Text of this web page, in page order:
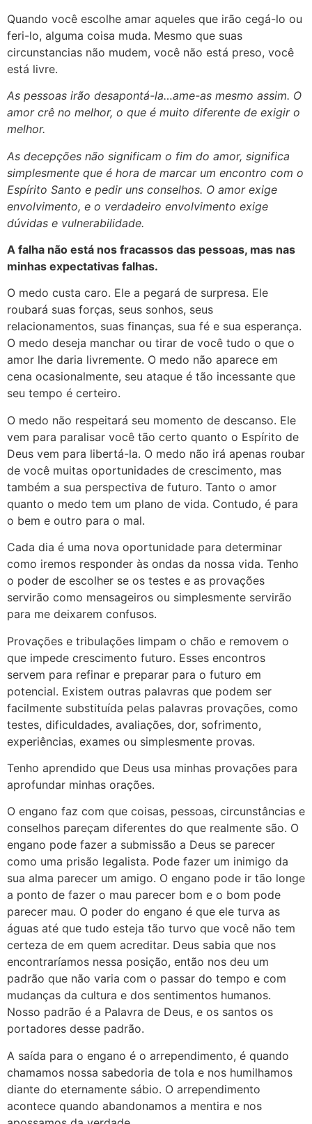
Quando você escolhe amar aqueles que irão cegá-lo ou
feri-lo, alguma coisa muda. Mesmo que suas
circunstancias não mudem, você não está preso, você
está livre.
As pessoas irão desapontá-la…ame-as mesmo assim. O
amor crê no melhor, o que é muito diferente de exigir o
melhor.
As decepções não significam o fim do amor, significa
simplesmente que é hora de marcar um encontro com o
Espírito Santo e pedir uns conselhos. O amor exige
envolvimento, e o verdadeiro envolvimento exige
dúvidas e vulnerabilidade.
A falha não está nos fracassos das pessoas, mas nas
minhas expectativas falhas.
O medo custa caro. Ele a pegará de surpresa. Ele
roubará suas forças, seus sonhos, seus
relacionamentos, suas finanças, sua fé e sua esperança.
O medo deseja manchar ou tirar de você tudo o que o
amor lhe daria livremente. O medo não aparece em
cena ocasionalmente, seu ataque é tão incessante que
seu tempo é certeiro.
O medo não respeitará seu momento de descanso. Ele
vem para paralisar você tão certo quanto o Espírito de
Deus vem para libertá-la. O medo não irá apenas roubar
de você muitas oportunidades de crescimento, mas
também a sua perspectiva de futuro. Tanto o amor
quanto o medo tem um plano de vida. Contudo, é para
o bem e outro para o mal.
Cada dia é uma nova oportunidade para determinar
como iremos responder às ondas da nossa vida. Tenho
o poder de escolher se os testes e as provações
servirão como mensageiros ou simplesmente servirão
para me deixarem confusos.
Provações e tribulações limpam o chão e removem o
que impede crescimento futuro. Esses encontros
servem para refinar e preparar para o futuro em
potencial. Existem outras palavras que podem ser
facilmente substituída pelas palavras provações, como
testes, dificuldades, avaliações, dor, sofrimento,
experiências, exames ou simplesmente provas.
Tenho aprendido que Deus usa minhas provações para
aprofundar minhas orações.
O engano faz com que coisas, pessoas, circunstâncias e
conselhos pareçam diferentes do que realmente são. O
engano pode fazer a submissão a Deus se parecer
como uma prisão legalista. Pode fazer um inimigo da
sua alma parecer um amigo. O engano pode ir tão longe
a ponto de fazer o mau parecer bom e o bom pode
parecer mau. O poder do engano é que ele turva as
águas até que tudo esteja tão turvo que você não tem
certeza de em quem acreditar. Deus sabia que nos
encontraríamos nessa posição, então nos deu um
padrão que não varia com o passar do tempo e com
mudanças da cultura e dos sentimentos humanos.
Nosso padrão é a Palavra de Deus, e os santos os
portadores desse padrão.
A saída para o engano é o arrependimento, é quando
chamamos nossa sabedoria de tola e nos humilhamos
diante do eternamente sábio. O arrependimento
acontece quando abandonamos a mentira e nos